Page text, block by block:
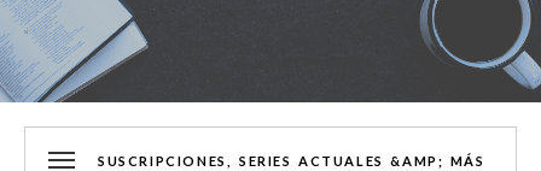
SUSCRIPCIONES, SERIES ACTUALES &AMP; MÁS